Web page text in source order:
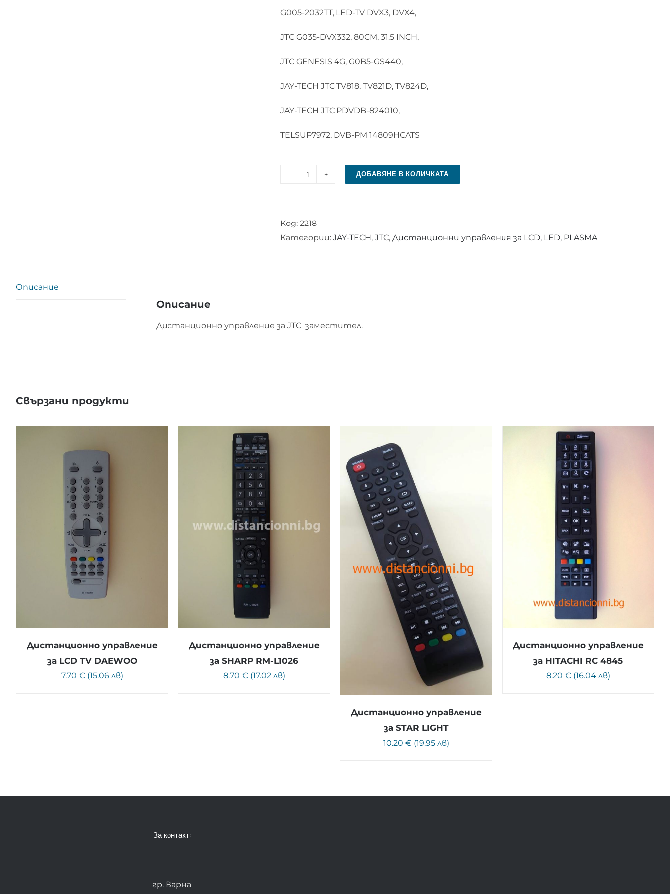
G005-2032TT, LED-TV DVX3, DVX4,
JTC G035-DVX332, 80CM, 31.5 INCH,
JTC GENESIS 4G, G0B5-GS440,
JAY-TECH JTC TV818, TV821D, TV824D,
JAY-TECH JTC PDVDB-824010,
TELSUP7972, DVB-PM 14809HCATS
количество
управление
за
ДОБАВЯНЕ В КОЛИЧКАТА
Код: 2218
Категории: JAY-TECH, JTC, Дистанционни управления за LCD, LED, PLASMA
Описание
Описание
Дистанционно управление за JTC заместител.
Свързани продукти
Дистанционно управление
за LCD TV DAEWOO
7.70 € (15.06 лв)
Дистанционно управление
за SHARP RM-L1026
8.70 € (17.02 лв)
Дистанционно управление
за STAR LIGHT
10.20 € (19.95 лв)
Дистанционно управление
за HITACHI RC 4845
8.20 € (16.04 лв)
За контакт:
гр. Варна